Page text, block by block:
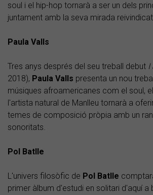
soul i el hip-hop tornarà a ser un dels
juntament amb la seva mirada
Paula Valls
Tres anys després del seu treball debut I
2018), Paula Valls presenta un nou
músiques afroamericanes com el soul,
l'artista natural de Manlleu tornarà a
temes de composició pròpia amb un
sonoritats.
Pol Batlle
L'univers filosòfic de Pol Batlle
primer àlbum d'estudi en solitari d'aquí a